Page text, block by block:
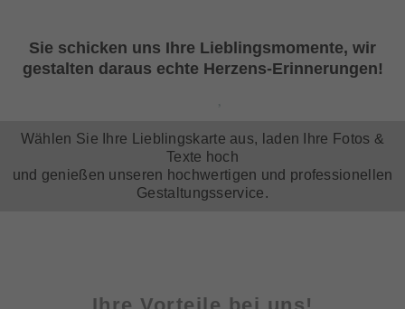
Sie schicken uns Ihre Lieblingsmomente, wir
gestalten daraus echte Herzens-Erinnerungen!
Wählen Sie Ihre Lieblingskarte aus, laden Ihre Fotos &
Texte hoch
und genießen unseren hochwertigen und professionellen
Gestaltungsservice.